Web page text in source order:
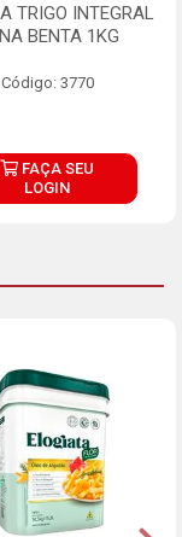
TRIGO INTEGRAL
BENTA 1KG
Código: 3770
FAÇA SEU
LOGIN